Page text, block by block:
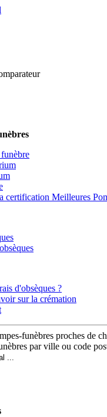
certification Meilleures
d'obsèques ?
sur la crémation
funèbres proches de
par ville ou code